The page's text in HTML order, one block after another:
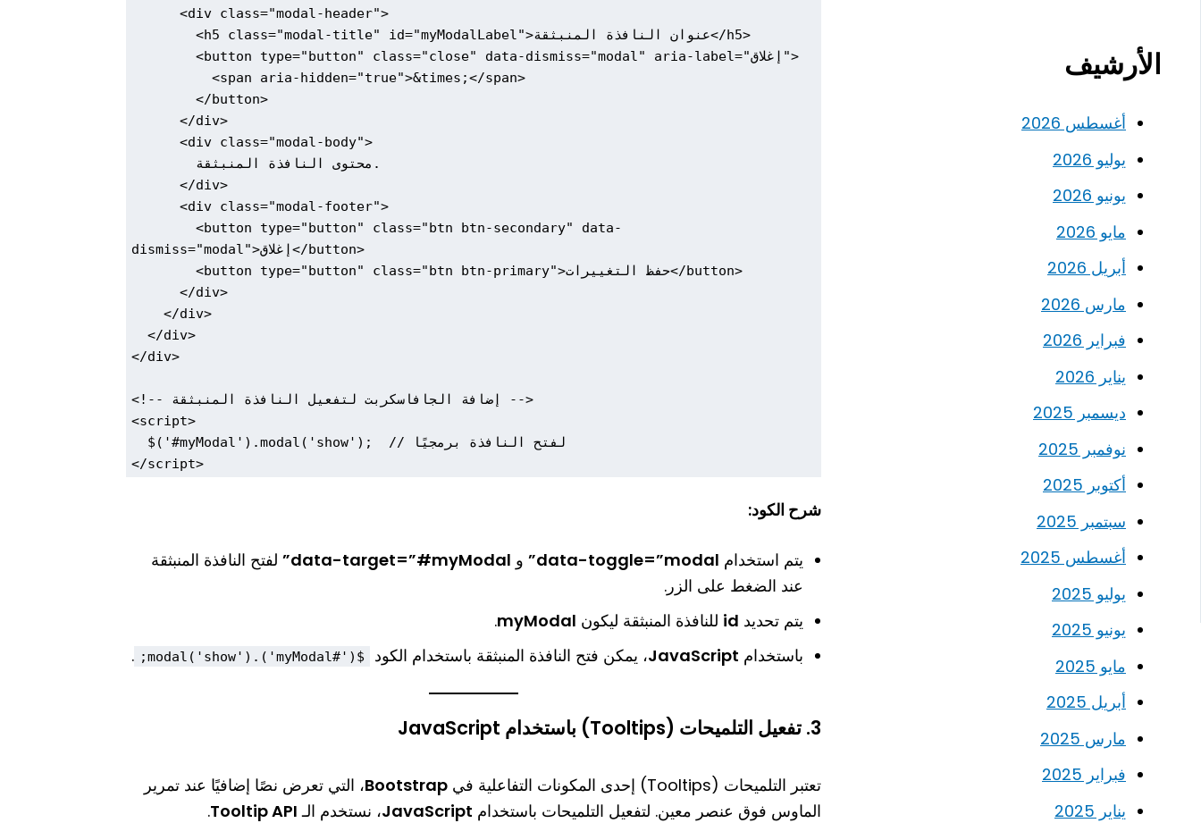
الأرشيف
أغسطس 2026
يوليو 2026
يونيو 2026
مايو 2026
أبريل 2026
مارس 2026
فبراير 2026
يناير 2026
ديسمبر 2025
نوفمبر 2025
أكتوبر 2025
سبتمبر 2025
أغسطس 2025
يوليو 2025
يونيو 2025
مايو 2025
أبريل 2025
مارس 2025
فبراير 2025
يناير 2025
dismiss="modal">إغلاق</button>
</div>
<!-- إضافة الجافاسكربت لتفعيل النافذة المنبثقة -->
<script>
شرح الكود:
يتم استخدام data-toggle=”modal” و data-target=”#myModal”
لفتح النافذة المنبثقة
عند الضغط على الزر.
يتم تحديد id للنافذة المنبثقة ليكون myModal
.
باستخدام JavaScript، يمكن فتح النافذة المنبثقة باستخدام الكود $('#myModal').modal('show');
.
3. تفعيل التلميحات (Tooltips) باستخدام JavaScript
تعتبر التلميحات (Tooltips) إحدى المكونات التفاعلية في Bootstrap، التي تعرض نصًا إضافيًا عند تمرير
الماوس فوق عنصر معين. لتفعيل التلميحات باستخدام JavaScript، نستخدم الـ Tooltip API
.